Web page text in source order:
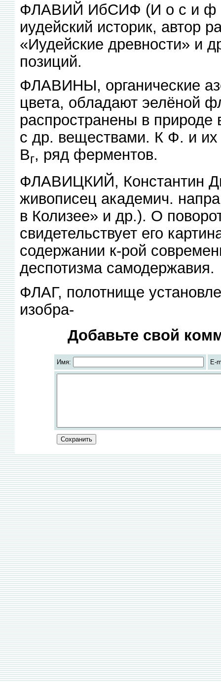
ФЛАВИЙ ИбСИФ (И о с и ф
иудейский историк, автор
«Иудейские древности» и
позиций.
ФЛАВИНЫ, органические
цвета, обладают эелёной
распространены в
с др. веществами. К Ф. и их
Вг, ряд ферментов.
ФЛАВИЦКИЙ, Константин
живописец академич.
в Колизее» и др.). О
свидетельствует его
содержании к-рой
деспотизма самодержавия.
ФЛАГ, полотнище
изобра-
Добавьте свой
Имя: E-